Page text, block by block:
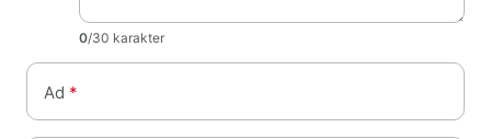
0/30 karakter
Ad *